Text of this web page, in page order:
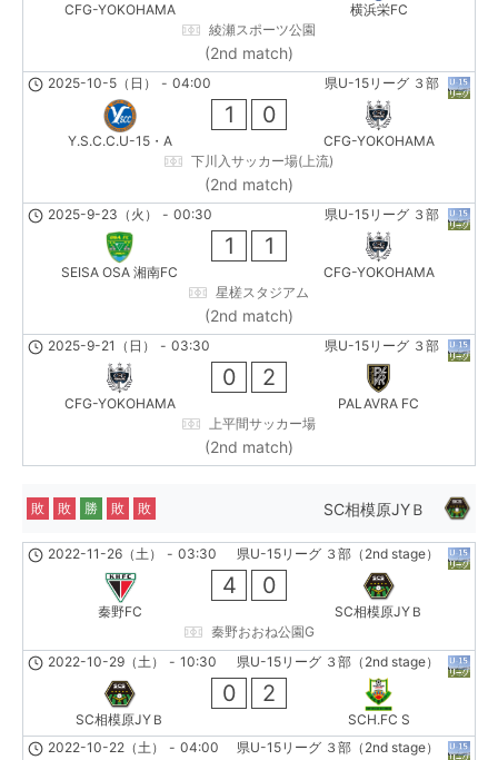
CFG-YOKOHAMA
横浜栄FC
綾瀬スポーツ公園
(2nd match)
県U-15リーグ ３部
2025-10-5（日） - 04:00
Y.S.C.C.U-15・A
1 0
CFG-YOKOHAMA
下川入サッカー場(上流)
(2nd match)
県U-15リーグ ３部
2025-9-23（火） - 00:30
SEISA OSA 湘南FC
1 1
CFG-YOKOHAMA
星槎スタジアム
(2nd match)
県U-15リーグ ３部
2025-9-21（日） - 03:30
CFG-YOKOHAMA
0 2
PALAVRA FC
上平間サッカー場
(2nd match)
SC相模原JYＢ
敗 敗 勝 敗 敗
県U-15リーグ ３部（2nd stage）
2022-11-26（土） - 03:30
秦野FC
4 0
SC相模原JYＢ
秦野おおね公園G
県U-15リーグ ３部（2nd stage）
2022-10-29（土） - 10:30
SC相模原JYＢ
0 2
SCH.FC S
県U-15リーグ ３部（2nd stage）
2022-10-22（土） - 04:00